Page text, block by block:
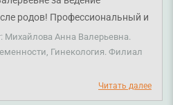
только содержательные
Врач четко
делать особые акценты,
к тем или иным проявлениям
Благодаря ее советам
родов! Профессиональный и
объясняла, что и для чего
Находила правильные
Смарт Медикал за
Михайлова Анна Валерьевна.
Гинекология. Филиал
Читать далее